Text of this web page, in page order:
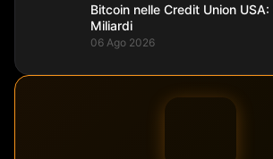
Bitcoin nelle Credit Union
Miliardi
06 Ago 2026